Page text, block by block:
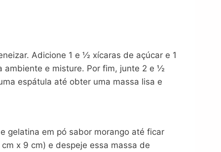
Adicione 1 e ½ xícaras de açúcar e 1
ambiente e misture. Por fim, junte 2 e ½
espátula até obter uma massa lisa e
gelatina em pó sabor morango até ficar
x 9 cm) e despeje essa massa de